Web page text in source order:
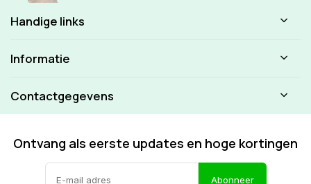
Handige links
Informatie
Contactgegevens
Ontvang als eerste updates en hoge kortingen
Abonneer